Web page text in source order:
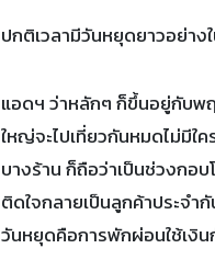
ปกติเวลามีวันหยุดยาวอย่าง
แอดฯ ว่าหลักๆ ก็ขึ้นอยู่กับพ
ใหญ่จะไปเที่ยวกันหมดไม่มี
บางร้าน ก็ถือว่าเป็นช่วงกอบ
ติดใจกลายเป็นลูกค้าประจำ
วันหยุดคือการพักผ่อนใช้เงิ